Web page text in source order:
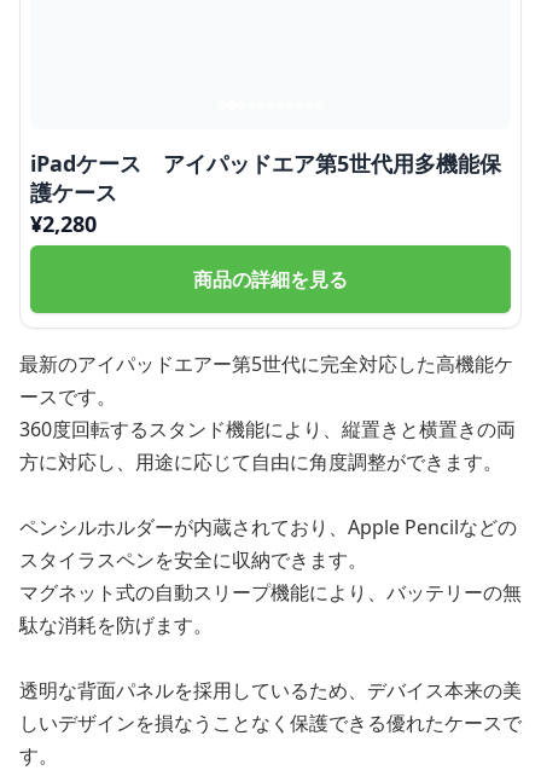
iPadケース アイパッドエア第5世代用多機能保
護ケース
¥2,280
商品の詳細を見る
最新のアイパッドエアー第5世代に完全対応した高機能ケ
ースです。
360度回転するスタンド機能により、縦置きと横置きの両
方に対応し、用途に応じて自由に角度調整ができます。
ペンシルホルダーが内蔵されており、Apple Pencilなどの
スタイラスペンを安全に収納できます。
マグネット式の自動スリープ機能により、バッテリーの無
駄な消耗を防げます。
透明な背面パネルを採用しているため、デバイス本来の美
しいデザインを損なうことなく保護できる優れたケースで
す。